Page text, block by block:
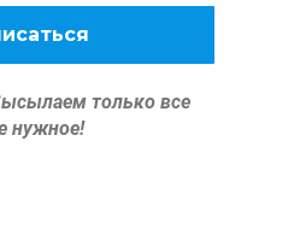
только все
нужное!